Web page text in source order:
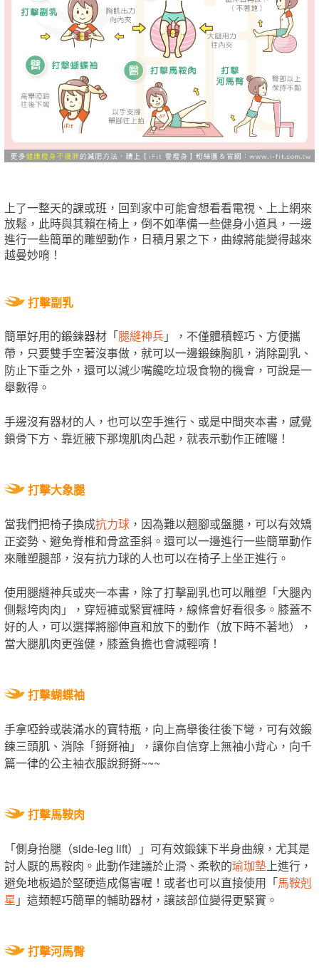
上了一整天的課或班，回到家中可能會想看看電視、上上網來
放鬆，此時與其賴在椅上，倒不如準備一些健身小道具，一邊
進行一些簡單的雕塑動作，日積月累之下，曲線將能變得越來
越曼妙唷！
打擊副乳
簡單好用的鍛鍊器材「腿縫神兵」，不僅體積輕巧、方便攜
帶，只要雙手空著沒事做，就可以一邊鍛鍊胸肌，消除副乳、
防止下垂之外，還可以減少嘴饞吃垃圾食物的機會，可說是一
舉數得。
手邊沒有器材的人，也可以空手進行、或是中間夾本書，感覺
鎖骨下方、靠近腋下那塊肌肉凸起，就表示動作正確囉！
打擊大象腿
當我們把椅子換成抗力球 ，因為難以翹腳或盤腿，可以有效矯
正姿勢、避免脊椎和骨盆歪斜。還可以一邊進行一些簡單動作
來雕塑腿部，沒有抗力球的人也可以在椅子上坐正進行。
使用腿縫神兵或夾一本書，除了打擊副乳也可以雕塑「大腿內
側鬆垮肉肉」，穿短褲或緊實褲時，線條會好看很多。膝蓋不
好的人，可以選擇將腳伸直和放下的動作（放下時不著地），
當大腿肌肉更強健，膝蓋負擔也會減輕唷！
打擊蝴蝶袖
手拿啞鈴或裝滿水的寶特瓶，向上高舉後往後下彎，可有效鍛
鍊三頭肌、消除「掰掰袖」，讓你自信穿上無袖小背心，向千
篇一律的公主袖衣服說掰掰~~~
打擊馬鞍肉
「側身抬腿（side-leg lift）」可有效鍛鍊下半身曲線，尤其是
討人厭的馬鞍肉。此動作建議於止滑、柔軟的瑜珈墊上進行，
避免地板過於堅硬造成傷害喔！或者也可以直接使用「馬鞍剋
星 」這類輕巧簡單的輔助器材，讓該部位變得更緊實。
打擊河馬臀